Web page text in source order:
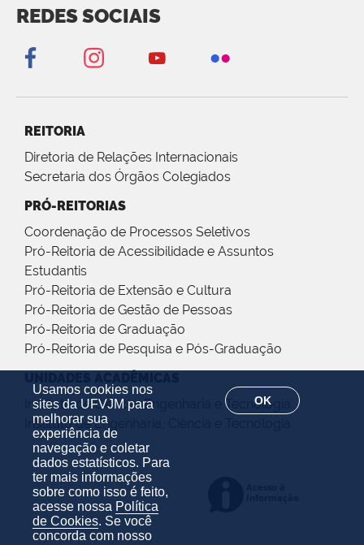
Usamos cookies nos
sites da UFVJM para
melhorar sua
experiência de
navegação e coletar
dados estatísticos. Para
ter mais informações
sobre como isso é feito,
acesse nossa Política
de Cookies. Se você
concorda com nosso
OK
REDES SOCIAIS
REITORIA
Diretoria de Relações Internacionais
Secretaria dos Órgãos Colegiados
PRÓ-REITORIAS
Coordenação de Processos Seletivos
Pró-Reitoria de Acessibilidade e Assuntos
Estudantis
Pró-Reitoria de Extensão e Cultura
Pró-Reitoria de Gestão de Pessoas
Pró-Reitoria de Graduação
Pró-Reitoria de Pesquisa e Pós-Graduação
Instituto de Ciência, Engenharia e Tecnologia
Instituto de Engenharia, Ciência e Tecnologia